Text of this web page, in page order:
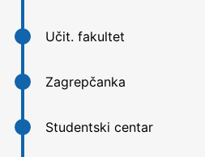
Učit. fakultet
Zagrepčanka
Studentski centar